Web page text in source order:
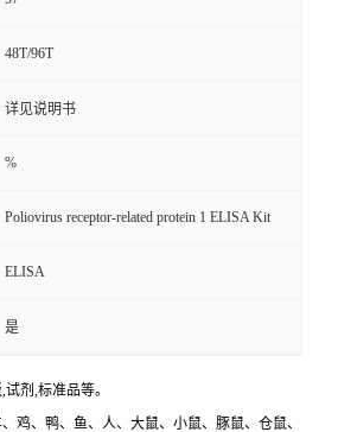
48T/96T
详见说明书
%
Poliovirus receptor-related protein 1 ELISA Kit
ELISA
是
,试剂 ,标准品等。
鸡、鸭、鱼、人、大鼠、小鼠、豚鼠、仓鼠、